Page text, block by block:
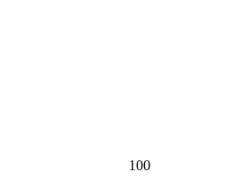
100